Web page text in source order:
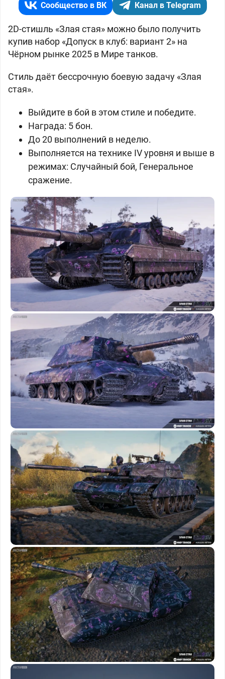
Сообщество в ВК Канал в Telegram
2D-стишль «Злая стая» можно было получить
купив набор «Допуск в клуб: вариант 2» на
Чёрном рынке 2025 в Мире танков.
Стиль даёт бессрочную боевую задачу «Злая
стая».
Выйдите в бой в этом стиле и победите.
Награда: 5 бон.
До 20 выполнений в неделю.
Выполняется на технике IV уровня и выше в
режимах: Случайный бой, Генеральное
сражение.